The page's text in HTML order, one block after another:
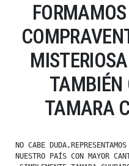
TAMBIÉN
TAMARA
NO CABE
NUESTRO PAÍS CON MAYOR